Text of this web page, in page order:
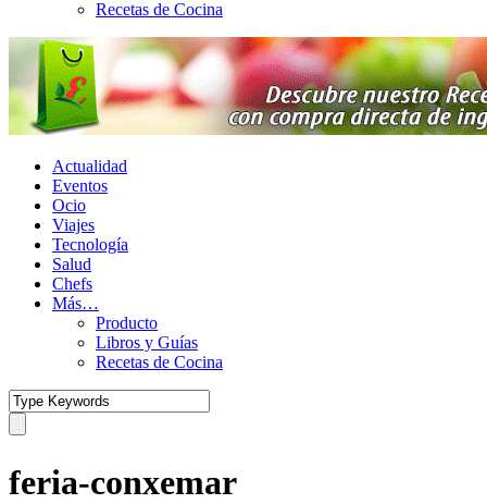
Recetas de Cocina
Actualidad
Eventos
Ocio
Viajes
Tecnología
Salud
Chefs
Más…
Producto
Libros y Guías
Recetas de Cocina
feria-conxemar